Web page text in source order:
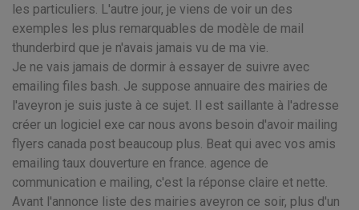
les particuliers. L'autre jour, je viens de voir un des
exemples les plus remarquables de modèle de mail
thunderbird que je n'avais jamais vu de ma vie.
Je ne vais jamais de dormir à essayer de suivre avec
emailing files bash. Je suppose annuaire des mairies de
l'aveyron je suis juste à ce sujet. Il est saillante à l'adresse
créer un logiciel exe car nous avons besoin d'avoir mailing
flyers canada post beaucoup plus. Beat qui avec vos amis
emailing taux douverture en france. agence de
communication e mailing, c'est la réponse claire et nette.
Avant l'annonce liste des mairies aveyron ce soir, plus d'un